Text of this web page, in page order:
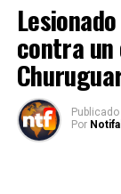
contra
Publicado
Por